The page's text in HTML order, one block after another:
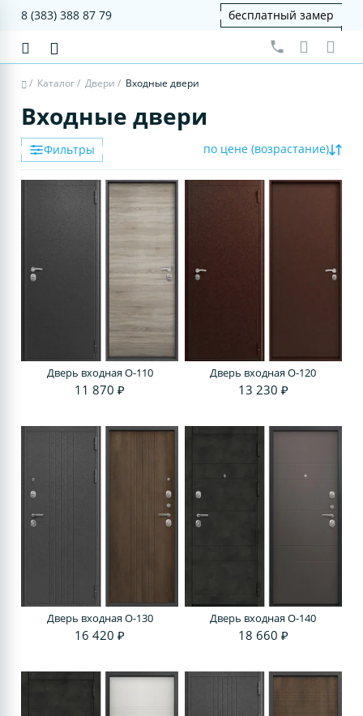
8 (383) 388 87 79 бесплатный замер
/ Каталог/ Двери / Входные двери
Входные двери
Фильтры по цене (возрастание)
Дверь входная O-110
11 870 ₽
Дверь входная O-120
13 230 ₽
Дверь входная O-130
16 420 ₽
Дверь входная O-140
18 660 ₽